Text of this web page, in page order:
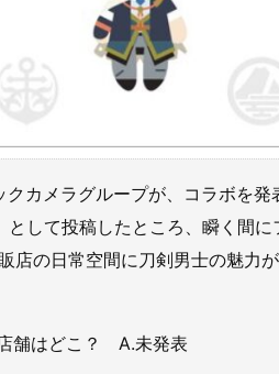
クカメラグループが、コラボを発
して投稿したところ、瞬く間に
店の日常空間に刀剣男士の魅力
舗はどこ？ A.未発表